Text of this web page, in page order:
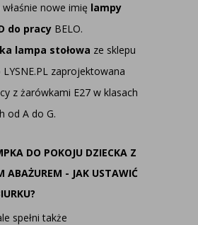
nowe imię lampy
do pracy BELO.
lampa stołowa ze sklepu
zaprojektowana
z żarówkami E27 w klasach
od A do G.
DO POKOJU DZIECKA Z
ABAŻUREM - JAK USTAWIĆ
spełni także